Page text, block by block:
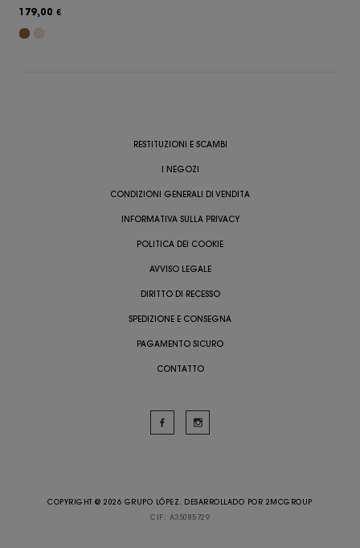
179,00 €
RESTITUZIONI E SCAMBI
I NEGOZI
CONDIZIONI GENERALI DI VENDITA
INFORMATIVA SULLA PRIVACY
POLITICA DEI COOKIE
AVVISO LEGALE
DIRITTO DI RECESSO
SPEDIZIONE E CONSEGNA
PAGAMENTO SICURO
CONTATTO
COPYRIGHT @ 2026 GRUPO LÓPEZ. DESARROLLADO POR 2MCGROUP
CIF: A35085729